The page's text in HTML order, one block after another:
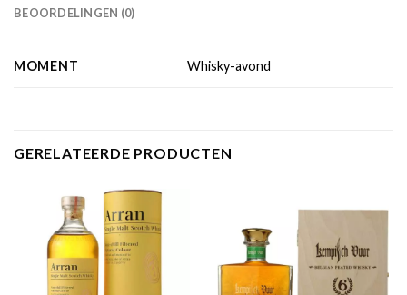
BEOORDELINGEN (0)
MOMENT Whisky-avond
GERELATEERDE PRODUCTEN